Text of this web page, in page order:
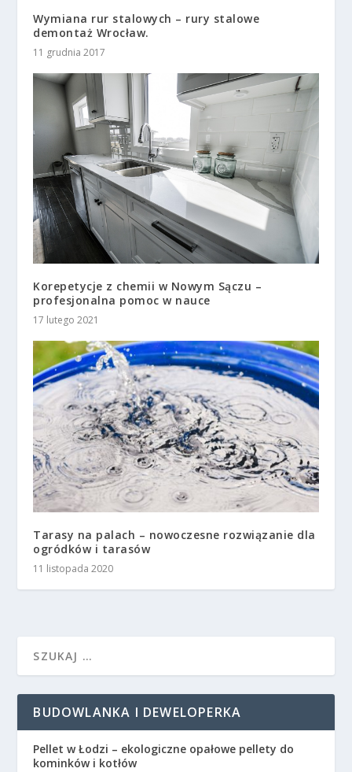
Wymiana rur stalowych – rury stalowe
demontaż Wrocław.
11 grudnia 2017
Korepetycje z chemii w Nowym Sączu –
profesjonalna pomoc w nauce
17 lutego 2021
Tarasy na palach – nowoczesne rozwiązanie dla
ogródków i tarasów
11 listopada 2020
BUDOWLANKA I DEWELOPERKA
Pellet w Łodzi – ekologiczne opałowe pellety do
kominków i kotłów